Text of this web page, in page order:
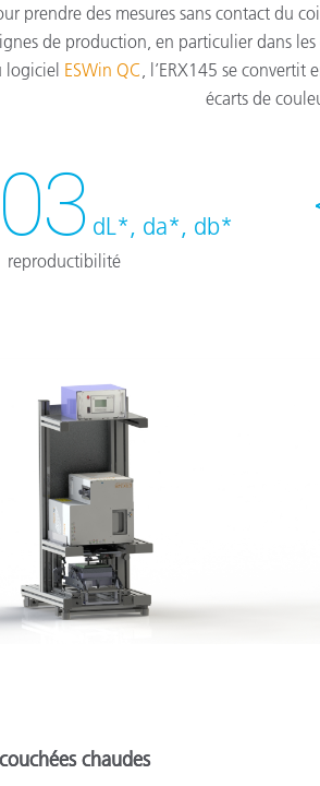
prendre des mesures sans contact du
de production, en particulier dans
logiciel ESWin QC , l’ERX145 se
écarts de
dL*, da*, db*
reproductibilité
chaudes